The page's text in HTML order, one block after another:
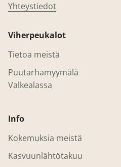
Yhteystiedot
Viherpeukalot
Tietoa meistä
Puutarhamyymälä
Valkealassa
Info
Kokemuksia meistä
Kasvuunlähtötakuu